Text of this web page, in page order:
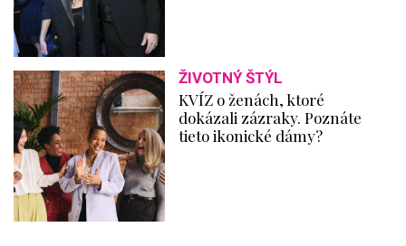
ŽIVOTNÝ ŠTÝL
KVÍZ o ženách, ktoré
dokázali zázraky. Poznáte
tieto ikonické dámy?